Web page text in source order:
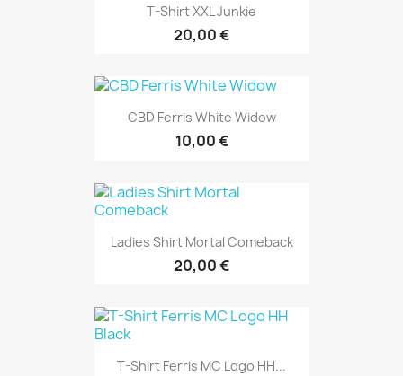
T-Shirt XXL Junkie
20,00 €
CBD Ferris White Widow
10,00 €
Ladies Shirt Mortal Comeback
20,00 €
T-Shirt Ferris MC Logo HH...